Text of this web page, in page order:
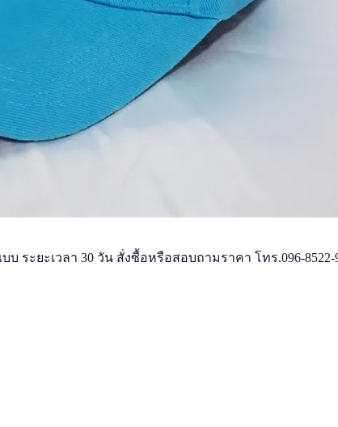
ระยะเวลา 30 วัน สั่งซื้อหรือสอบถามราคา โทร.096-8522-